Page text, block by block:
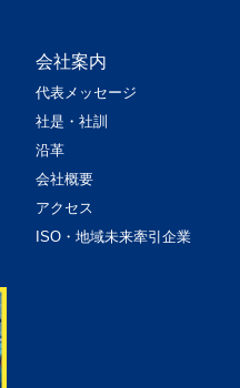
会社案内
代表メッセージ
社是・社訓
沿革
会社概要
アクセス
ISO・地域未来牽引企業